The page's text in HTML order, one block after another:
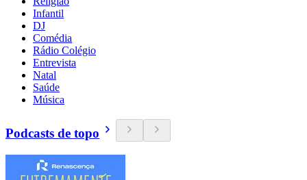
Infantil
DJ
Comédia
Rádio Colégio
Entrevista
Natal
Saúde
Música
Podcasts de topo